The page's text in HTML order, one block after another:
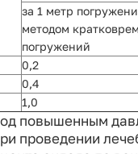
за 1 метр
методом
погружений
0,2
0,4
1,0
повышенным
проведении